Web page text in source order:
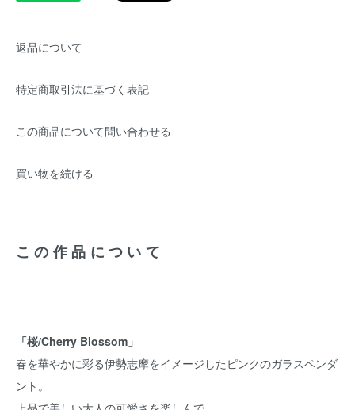
返品について
特定商取引法に基づく表記
この商品について問い合わせる
買い物を続ける
この作品について
「桜/Cherry Blossom」
春を華やかに彩る伊勢志摩をイメージしたピンクのガラスペンダ
ント。